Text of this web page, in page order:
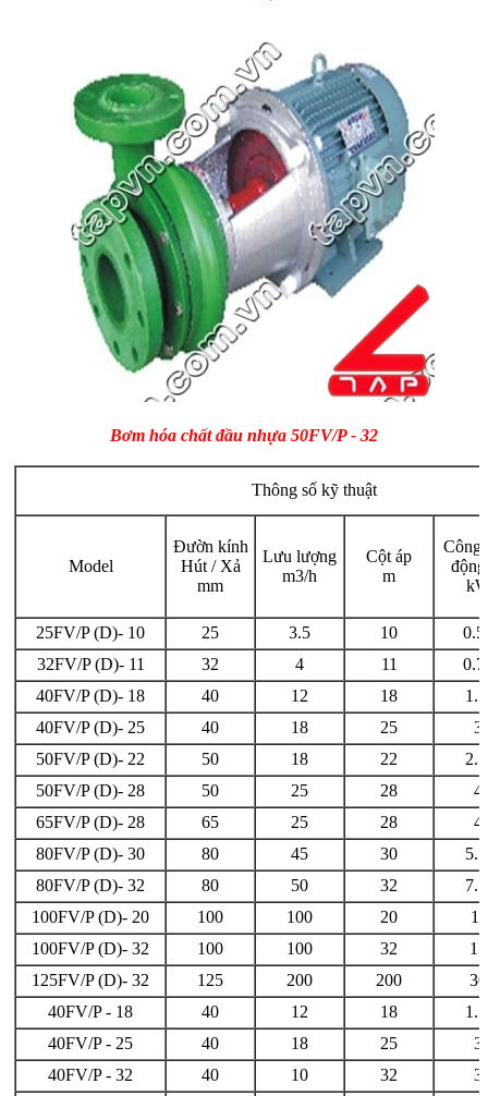
Bơm hóa chất đầu nhựa 50FV/P - 32
Thông số kỹ thuật
Model
Đườn kính
Hút / Xả
mm
Lưu lượng
m3/h
Cột áp
m
Công
25FV/P (D)- 10 25 3.5 10
32FV/P (D)- 11
32 4 11
40FV/P (D)- 18
40 12 18
1.
40FV/P (D)- 25
40 18 25
3
50FV/P (D)- 22
50 18 22
2.
50FV/P (D)- 28
50 25 28
4
65FV/P (D)- 28
65 25 28
4
80FV/P (D)- 30
80 45 30
5.
80FV/P (D)- 32
80 50 32
7.
100FV/P (D)- 20
100 100 20
11
100FV/P (D)- 32
100 100 32
15
125FV/P (D)- 32
125 200 200
30
40FV/P - 18
40 12 18
1.
40FV/P - 25
40 18 25
3
40FV/P - 32
40 10 32 3